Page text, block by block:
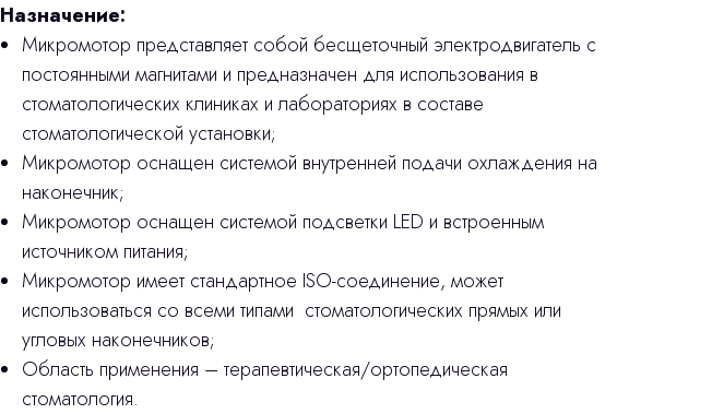
Назначение:
Микромотор представляет собой бесщеточный электродвигатель с
постоянными магнитами и предназначен для использования в
стоматологических клиниках и лабораториях в составе
стоматологической установки;
Микромотор оснащен системой внутренней подачи охлаждения на
наконечник;
Микромотор оснащен системой подсветки LED и встроенным
источником питания;
Микромотор имеет стандартное ISO-соединение, может
использоваться со всеми типами стоматологических прямых или
угловых наконечников;
Область применения – терапевтическая/ортопедическая
стоматология.